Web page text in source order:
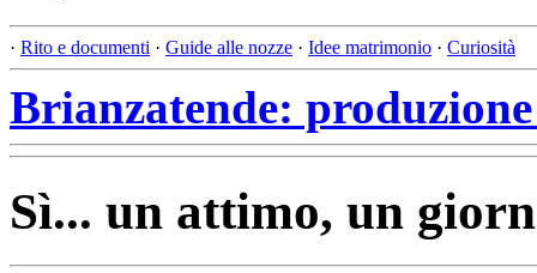
· Rito e documenti · Guide alle nozze · Idee matrimonio · Curiosità
Brianzatende:
Sì... un attimo, un